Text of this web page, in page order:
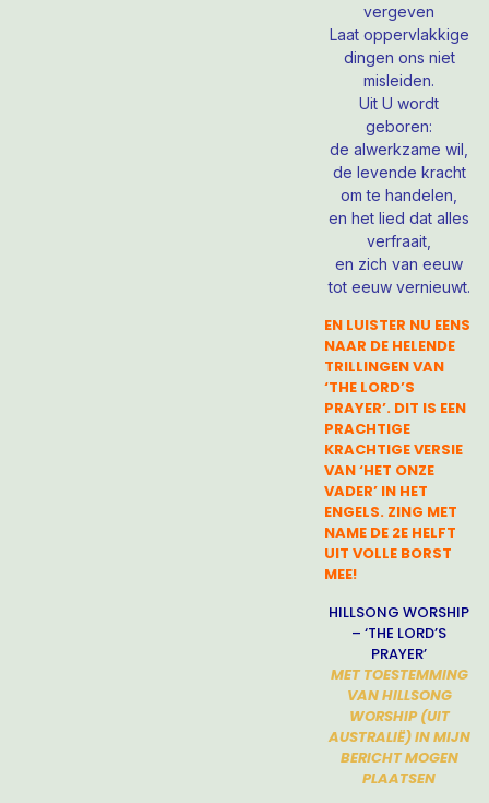
vergeven
Laat oppervlakkige
dingen ons niet
misleiden.
Uit U wordt
geboren:
de alwerkzame wil,
de levende kracht
om te handelen,
en het lied dat alles
verfraait,
en zich van eeuw
tot eeuw vernieuwt.
EN LUISTER NU EENS
NAAR DE HELENDE
TRILLINGEN VAN
‘THE LORD’S
PRAYER’. DIT IS EEN
PRACHTIGE
KRACHTIGE VERSIE
VAN ‘HET ONZE
VADER’ IN HET
ENGELS. ZING MET
NAME DE 2E HELFT
UIT VOLLE BORST
MEE!
HILLSONG WORSHIP
– ‘THE LORD’S
PRAYER’
MET TOESTEMMING
VAN HILLSONG
WORSHIP(UIT
AUSTRALIË) IN MIJN
BERICHTMOGEN
PLAATSEN